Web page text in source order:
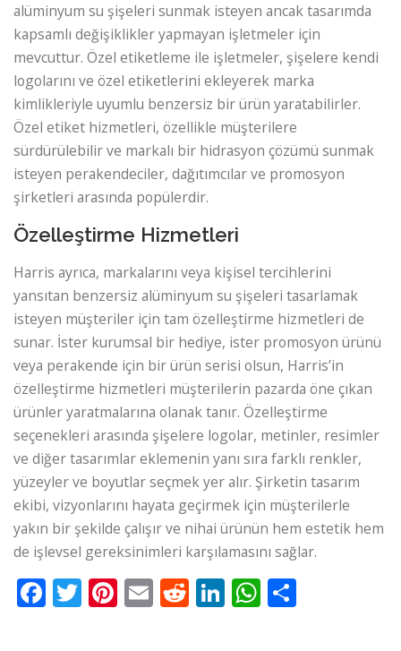
alüminyum su şişeleri sunmak isteyen ancak tasarımda
kapsamlı değişiklikler yapmayan işletmeler için
mevcuttur. Özel etiketleme ile işletmeler, şişelere kendi
logolarını ve özel etiketlerini ekleyerek marka
kimlikleriyle uyumlu benzersiz bir ürün yaratabilirler.
Özel etiket hizmetleri, özellikle müşterilere
sürdürülebilir ve markalı bir hidrasyon çözümü sunmak
isteyen perakendeciler, dağıtımcılar ve promosyon
şirketleri arasında popülerdir.
Özelleştirme Hizmetleri
Harris ayrıca, markalarını veya kişisel tercihlerini
yansıtan benzersiz alüminyum su şişeleri tasarlamak
isteyen müşteriler için tam özelleştirme hizmetleri de
sunar. İster kurumsal bir hediye, ister promosyon ürünü
veya perakende için bir ürün serisi olsun, Harris’in
özelleştirme hizmetleri müşterilerin pazarda öne çıkan
ürünler yaratmalarına olanak tanır. Özelleştirme
seçenekleri arasında şişelere logolar, metinler, resimler
ve diğer tasarımlar eklemenin yanı sıra farklı renkler,
yüzeyler ve boyutlar seçmek yer alır. Şirketin tasarım
ekibi, vizyonlarını hayata geçirmek için müşterilerle
yakın bir şekilde çalışır ve nihai ürünün hem estetik hem
de işlevsel gereksinimleri karşılamasını sağlar.
Facebook
Twitter
Pinterest
EmailReddit
LinkedIn
WhatsApp